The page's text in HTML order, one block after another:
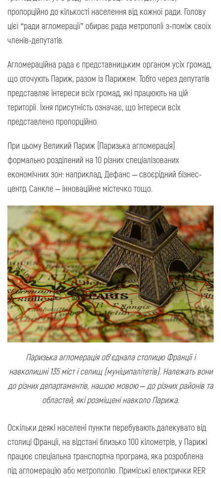
пропорційно до кількості населення від кожної ради. Голову
цієї “ради агломерації” обирає рада метрополії з-поміж своїх
членів-депутатів.
Агломераційна рада є представницьким органом усіх громад,
що оточують Париж, разом із Парижем. Тобто через депутатів
представляє інтереси всіх громад, які працюють на цій
території. Їхня присутність означає, що інтереси всіх
представлено пропорційно.
При цьому Великий Париж (Паризька агломерація)
формально розділений на 10 різних спеціалізованих
економічних зон: наприклад, Дефанс – своєрідний бізнес-
центр, Санкле – інноваційне містечко тощо.
Паризька агломерація об’єднала столицю Франції і
навколишні 135 міст і селищ (муніципалітетів). Належать вони
до різних департаментів, нашою мовою – до різних районів та
областей, які розміщені навколо Парижа.
Оскільки деякі населені пункти перебувають далекувато від
столиці Франції, на відстані близько 100 кілометрів, у Парижі
працює спеціальна транспортна програма, яка розроблена
під агломерацію або метрополію. Приміські електрички RER